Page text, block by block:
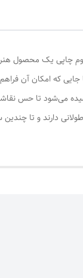
بوم چاپی یک محصول
که امکان آن
می‌شود تا حس
دارند و تا چندین